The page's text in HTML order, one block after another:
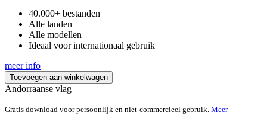
40.000+ bestanden
Alle landen
Alle modellen
Ideaal voor internationaal gebruik
meer info
Toevoegen aan winkelwagen
Andorraanse vlag
Gratis download voor persoonlijk en niet-commercieel gebruik. Meer